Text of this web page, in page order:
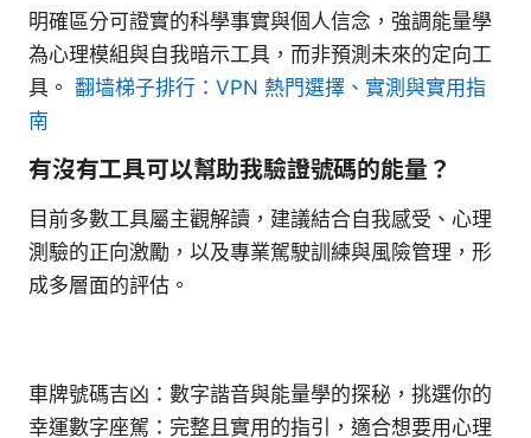
明確區分可證實的科學事實與個人信念，強調能量學
為心理模組與自我暗示工具，而非預測未來的定向工
具。 翻墙梯子排行：VPN 熱門選擇、實測與實用指
南
有沒有工具可以幫助我驗證號碼的能量？
目前多數工具屬主觀解讀，建議結合自我感受、心理
測驗的正向激勵，以及專業駕駛訓練與風險管理，形
成多層面的評估。
車牌號碼吉凶：數字諧音與能量學的探秘，挑選你的
幸運數字座駕：完整且實用的指引，適合想要用心理